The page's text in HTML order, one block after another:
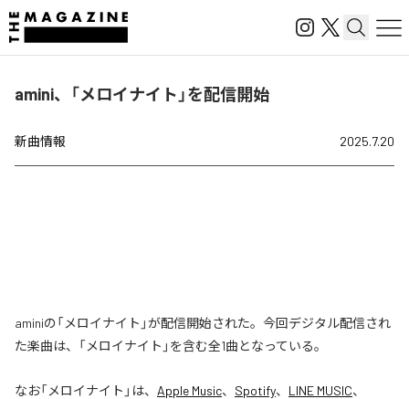
amini、「メロイナイト」を配信開始
新曲情報 2025.7.20
aminiの「メロイナイト」が配信開始された。今回デジタル配信され
た楽曲は、「メロイナイト」を含む全1曲となっている。
なお「メロイナイト 」は、 Apple Music、 Spotify、 LINE MUSIC、